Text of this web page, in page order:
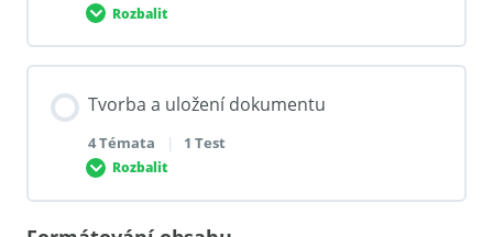
Rozbalit
0% DOKONČENO 0/4 Steps
Prostředí aplikace Word
Tvorba a uložení dokumentu
4 Témata | 1 Test
Rozbalit